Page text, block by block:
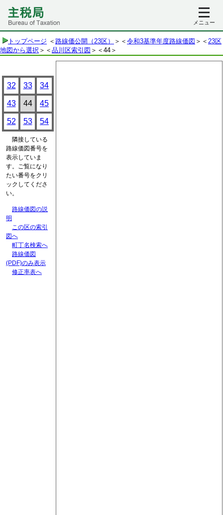
メニュー
トップページ ＜ 路線価公開（23区） ＞＜ 令和3基準年度路線価図 ＞＜ 23区
地図から選択 ＞＜ 品川区索引図 ＞ ＜44＞
32 33 34
43 44 45
52 53 54
隣接している
路線価図番号を
表示していま
す。ご覧になり
たい番号をクリ
ックしてくださ
い。
路線価図の説
明
この区の索引
図へ
町丁名検索へ
路線価図
(PDF)のみ表示
修正率表へ